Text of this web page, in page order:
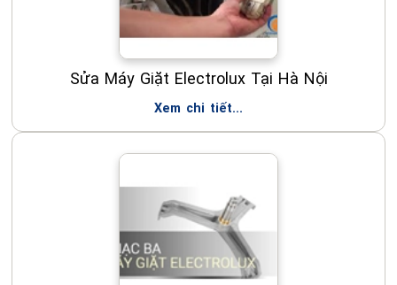
Sửa Máy Giặt Electrolux Tại Hà Nội
Xem chi tiết...